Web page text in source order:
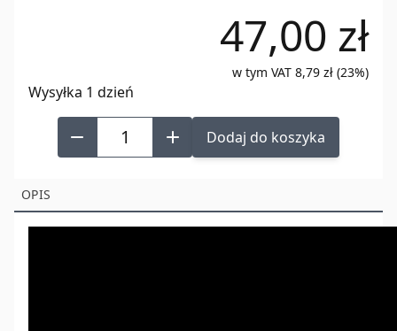
47,00 zł
w tym VAT 8,79 zł (23%)
Wysyłka 1 dzień
Dodaj do koszyka
OPIS